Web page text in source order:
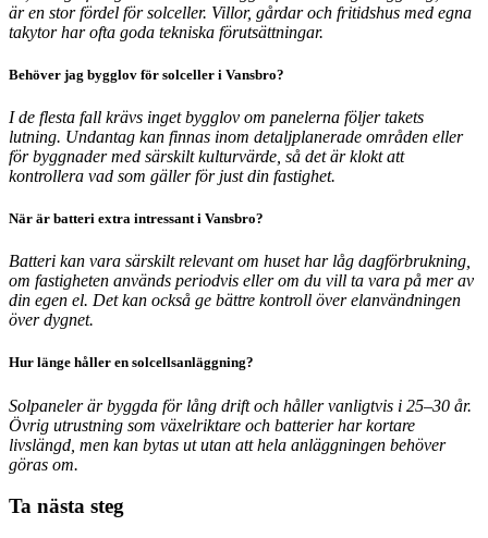
är en stor fördel för solceller. Villor, gårdar och fritidshus med egna
takytor har ofta goda tekniska förutsättningar.
Behöver jag bygglov för solceller i Vansbro?
I de flesta fall krävs inget bygglov om panelerna följer takets
lutning. Undantag kan finnas inom detaljplanerade områden eller
för byggnader med särskilt kulturvärde, så det är klokt att
kontrollera vad som gäller för just din fastighet.
När är batteri extra intressant i Vansbro?
Batteri kan vara särskilt relevant om huset har låg dagförbrukning,
om fastigheten används periodvis eller om du vill ta vara på mer av
din egen el. Det kan också ge bättre kontroll över elanvändningen
över dygnet.
Hur länge håller en solcellsanläggning?
Solpaneler är byggda för lång drift och håller vanligtvis i 25–30 år.
Övrig utrustning som växelriktare och batterier har kortare
livslängd, men kan bytas ut utan att hela anläggningen behöver
göras om.
Ta nästa steg